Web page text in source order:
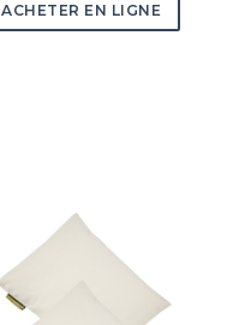
ACHETER EN LIGNE